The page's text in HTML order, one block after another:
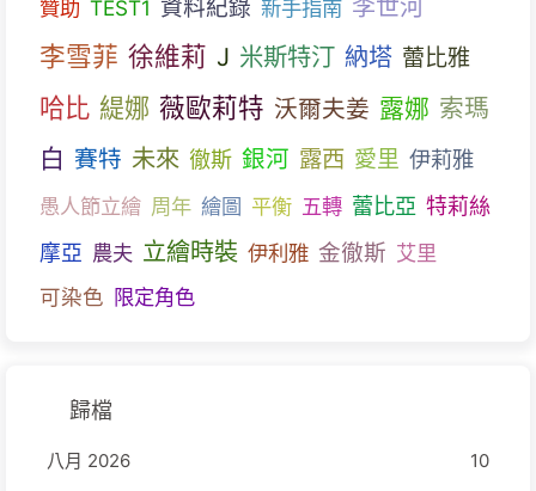
贊助 TEST1 資料紀錄 新手指南 李世河
李雪菲 徐維莉 J 米斯特汀 納塔 蕾比雅
哈比 緹娜 薇歐莉特 沃爾夫姜 露娜 索瑪
白 賽特 未來 徹斯 銀河 露西 愛里 伊莉雅
愚人節立繪 周年 繪圖 平衡 五轉 蕾比亞 特莉絲
摩亞 農夫 立繪時裝 伊利雅 金徹斯 艾里
可染色 限定角色
歸檔
八月 2026
10